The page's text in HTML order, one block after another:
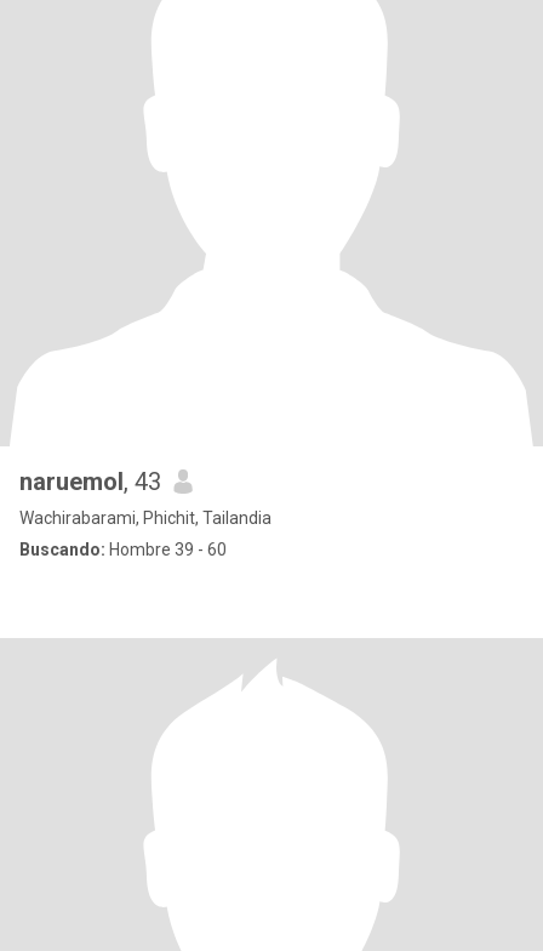
naruemol, 43
Wachirabarami, Phichit, Tailandia
Buscando: Hombre 39 - 60